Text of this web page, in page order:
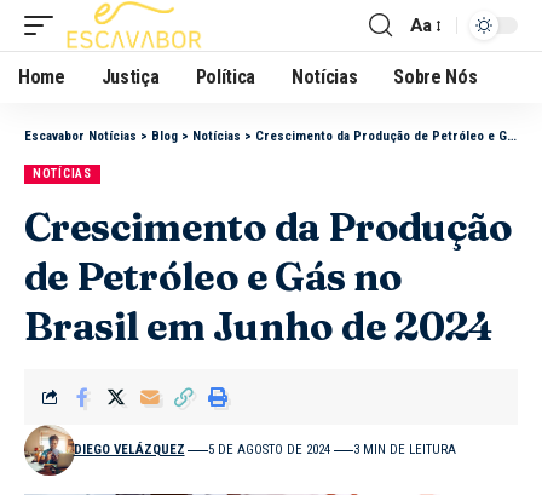
Aa
Home Justiça Política Notícias Sobre Nós
Escavabor Notícias > Blog > Notícias > Crescimento da Produção de Petróleo e Gás no Brasil em Junho de 2024
NOTÍCIAS
Crescimento da Produção
de Petróleo e Gás no
Brasil em Junho de 2024
DIEGO VELÁZQUEZ 5 DE AGOSTO DE 2024 3 MIN DE LEITURA